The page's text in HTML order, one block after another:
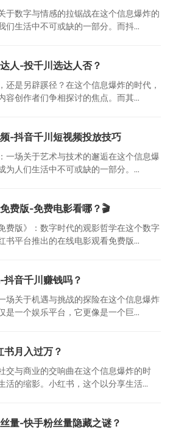
于数字与情感的拉锯战在这个信息爆炸的
们生活中不可或缺的一部分。而抖...
人-投千川选达人否？
还是另辟蹊径？在这个信息爆炸的时代，
容创作者们争相探讨的焦点。而其...
-抖音千川短视频投放技巧
一场关于艺术与技术的邂逅在这个信息爆
为人们生活中不可或缺的一部分。...
费版-免费电影看哪？🎬
费版》：数字时代的观影哲学在这个数字
书平台推出的在线电影观看免费版...
音千川赚钱吗？
场关于机遇与挑战的探险在这个信息爆炸
是一个娱乐平台，它更像是一个巨...
月入过万？
交与商业的交响曲在这个信息爆炸的时
活的缩影。小红书，这个以分享生活...
量-快手粉丝量隐藏之谜？